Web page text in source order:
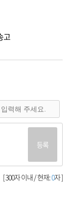
고
등록
[ 300자 이내 / 현재:0자 ]